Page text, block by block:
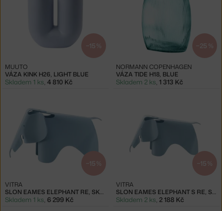
−15 %
VÁZA KINK H26, LIGHT BLUE
MUUTO
Skladem 1 ks, 4 810 Kč
−25 %
VÁZA TIDE H18, BLUE
NORMANN COPENHAGEN
Skladem 2 ks, 1 313 Kč
−15 %
SLON EAMES ELEPHANT RE, SKY BLUE
VITRA
Skladem 1 ks, 6 299 Kč
−15 %
SLON EAMES ELEPHANT S RE, SKY BLUE
VITRA
Skladem 2 ks, 2 188 Kč